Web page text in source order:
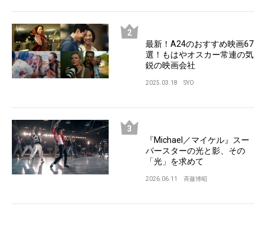
最新！A24のおすすめ映画67
選！もはやオスカー常連の気
鋭の映画会社
2025.03.18 SYO
『Michael／マイケル』スー
パースターの光と影、その
「光」を求めて
2026.06.11 斉藤博昭